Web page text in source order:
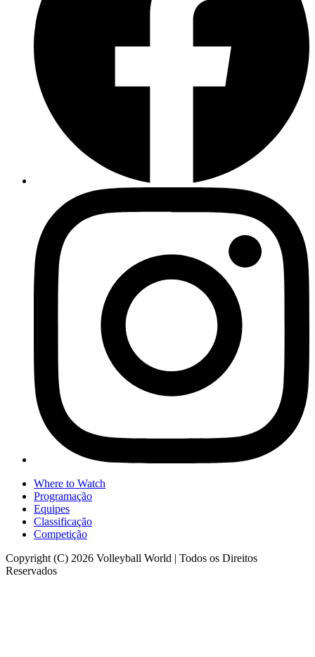
Where to Watch
Programação
Equipes
Classificação
Competição
Copyright (C) 2026 Volleyball World | Todos os Direitos
Reservados